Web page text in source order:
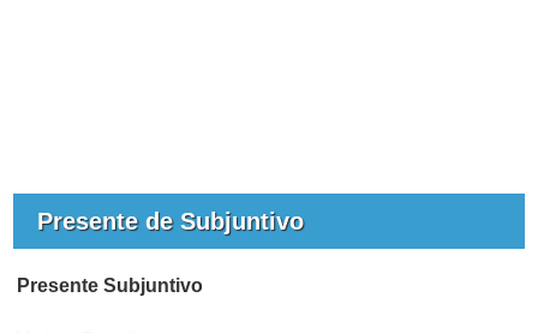
Presente de Subjuntivo
Presente Subjuntivo